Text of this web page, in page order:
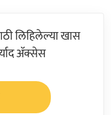
लिहिलेल्या खास
ॲक्सेस